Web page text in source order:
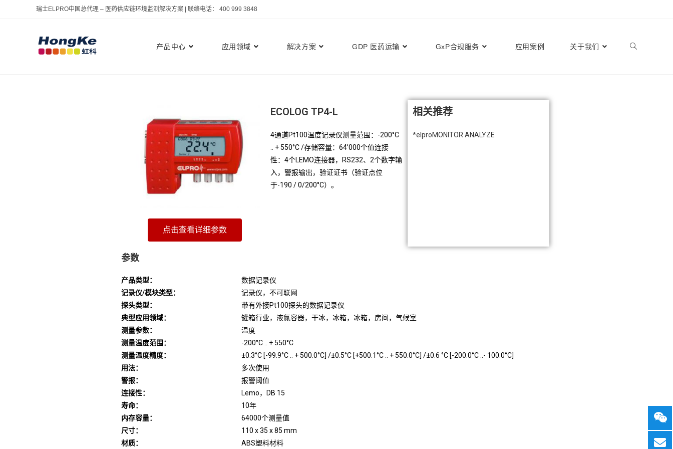
瑞士ELPRO中国总代理 – 医药供应链环境监测解决方案 | 联络电话： 400 999 3848
产品中心 应用领域 解决方案 GDP 医药运输 GxP合规服务 应用案例 关于我们
点击查看详细参数
ECOLOG TP4-L
4通道Pt100温度记录仪测量范围：-200°C
.. + 550°C /存储容量：64’000个值连接
性：4个LEMO连接器，RS232、2个数字输
入，警报输出，验证证书（验证点位
于-190 / 0/200°C）。
相关推荐
*elproMONITOR ANALYZE
参数
产品类型：
记录仪/模块类型：
探头类型：
典型应用领域：
测量参数：
测量温度范围：
测量温度精度：
用法：
警报：
连接性：
寿命：
内存容量：
尺寸：
材质：
数据记录仪
记录仪，不可联网
带有外接Pt100探头的数据记录仪
罐箱行业，液氮容器，干冰，冰箱，冰箱，房间，气候室
温度
-200°C .. + 550°C
±0.3°C [-99.9°C .. + 500.0°C] /±0.5°C [+500.1°C .. + 550.0°C] /±0.6 °C [-200.0°C ..- 100.0°C]
多次使用
报警阈值
Lemo，DB 15
10年
64000个测量值
110 x 35 x 85 mm
ABS塑料材料